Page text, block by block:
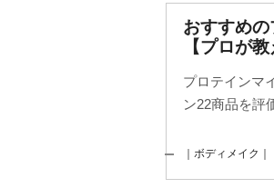
おすすめ
【プロが
プロテインマ
ン22商品を評
｜ボディメイク｜